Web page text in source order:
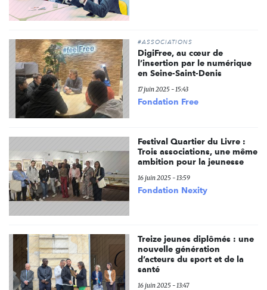
#ASSOCIATIONS
DigiFree, au cœur de
l’insertion par le numérique
en Seine-Saint-Denis
17 juin 2025 - 15:43
Fondation Free
Festival Quartier du Livre :
Trois associations, une même
ambition pour la jeunesse
16 juin 2025 - 13:59
Fondation Nexity
Treize jeunes diplômés : une
nouvelle génération
d’acteurs du sport et de la
santé
16 juin 2025 - 13:47